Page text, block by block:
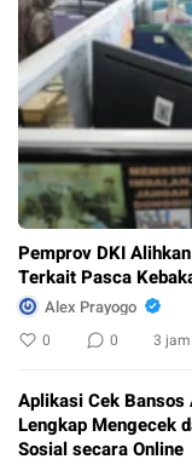
Pemprov DKI
Terkait Pasca
Alex Prayogo
0 0 3 jam
Aplikasi Cek
Lengkap Mengecek
Sosial secara Online